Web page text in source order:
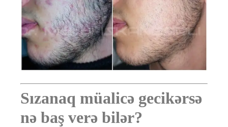
Sızanaq müalicə gecikərsə
nə baş verə bilər?